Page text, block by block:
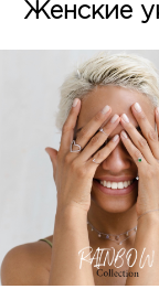
Женские